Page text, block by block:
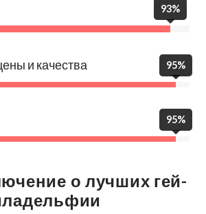
93%
и качества 95%
95%
о лучших гей-